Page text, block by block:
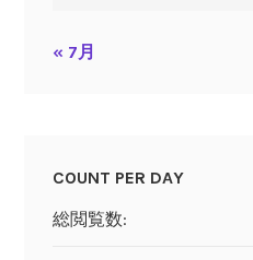
« 7月
COUNT PER DAY
総閲覧数: